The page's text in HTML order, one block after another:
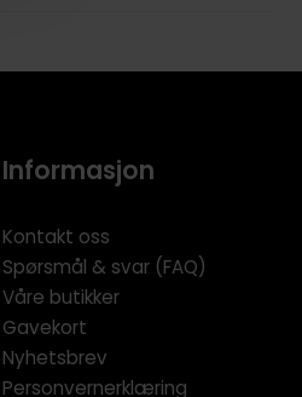
Informasjon
Kontakt oss
Spørsmål & svar (FAQ)
Våre butikker
Gavekort
Nyhetsbrev
Personvernerklæring